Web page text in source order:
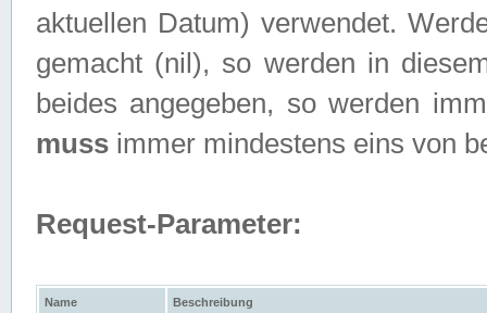
aktuellen Datum) verwendet.
gemacht (nil), so werden in
beides angegeben, so werden
muss immer mindestens eins von
Request-Parameter:
Name Beschreibung